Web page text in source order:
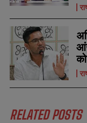
RELATED POSTS